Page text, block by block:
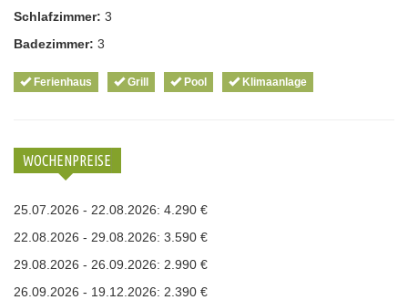
Schlafzimmer: 3
Badezimmer: 3
Ferienhaus Grill Pool Klimaanlage
WOCHENPREISE
25.07.2026 - 22.08.2026: 4.290 €
22.08.2026 - 29.08.2026: 3.590 €
29.08.2026 - 26.09.2026: 2.990 €
26.09.2026 - 19.12.2026: 2.390 €